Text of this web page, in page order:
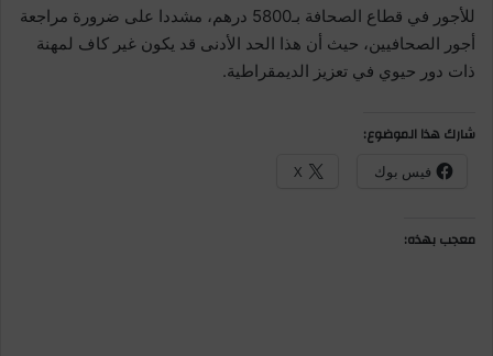
للأجور في قطاع الصحافة بـ5800 درهم، مشددا على ضرورة مراجعة
أجور الصحافيين، حيث أن هذا الحد الأدنى قد يكون غير كاف لمهنة
ذات دور حيوي في تعزيز الديمقراطية.
شارك هذا الموضوع:
فيس بوك X
معجب بهذه: